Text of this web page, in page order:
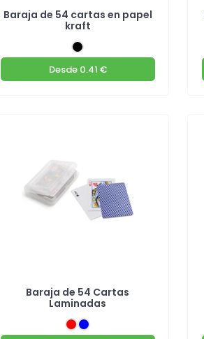
Baraja de 54 cartas en papel
kraft
Desde0.41 €
Baraja de 54 Cartas
Laminadas